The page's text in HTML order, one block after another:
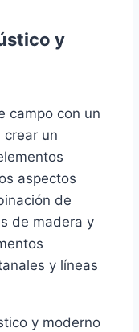
y
campo con un
crear un
aspectos
de
de madera y
y líneas
y moderno